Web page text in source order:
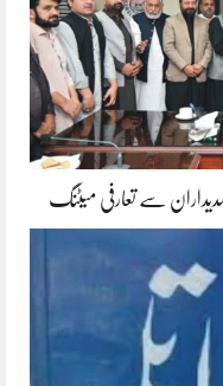
سے تعارفی میٹنگ